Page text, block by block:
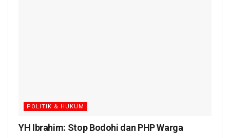
POLITIK & HUKUM
YH Ibrahim: Stop Bodohi dan PHP Warga